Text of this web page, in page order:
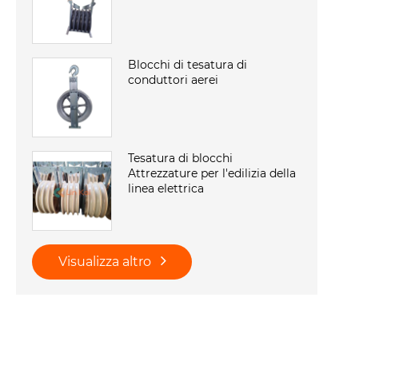
Blocchi di tesatura di
conduttori aerei
Tesatura di blocchi
Attrezzature per l'edilizia della
linea elettrica
Visualizza altro